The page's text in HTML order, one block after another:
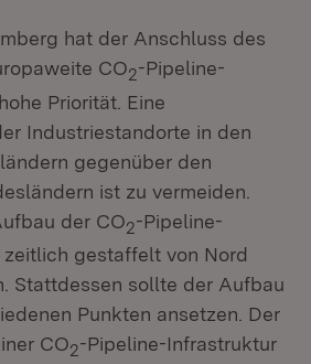
hat der Anschluss des
CO2-Pipeline-
Priorität. Eine
Industriestandorte in den
gegenüber den
ist zu vermeiden.
der CO2-Pipeline-
gestaffelt von Nord
Stattdessen sollte der Aufbau
Punkten ansetzen. Der
CO2-Pipeline-Infrastruktur